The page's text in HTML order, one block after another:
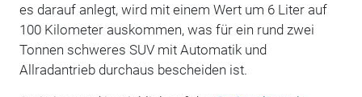
es darauf anlegt, wird mit einem Wert um 6 Liter auf
100 Kilometer auskommen, was für ein rund zwei
Tonnen schweres SUV mit Automatik und
Allradantrieb durchaus bescheiden ist.